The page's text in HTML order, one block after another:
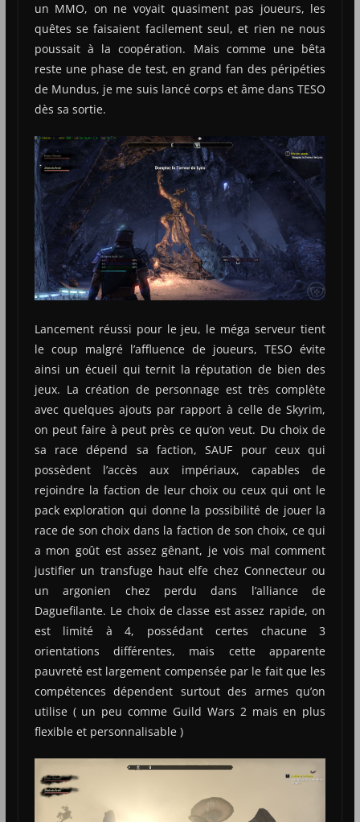
un MMO, on ne voyait quasiment pas joueurs, les
quêtes se faisaient facilement seul, et rien ne nous
poussait à la coopération. Mais comme une bêta
reste une phase de test, en grand fan des péripéties
de Mundus, je me suis lancé corps et âme dans TESO
dès sa sortie.
Lancement réussi pour le jeu, le méga serveur tient
le coup malgré l’affluence de joueurs, TESO évite
ainsi un écueil qui ternit la réputation de bien des
jeux. La création de personnage est très complète
avec quelques ajouts par rapport à celle de Skyrim,
on peut faire à peut près ce qu’on veut. Du choix de
sa race dépend sa faction, SAUF pour ceux qui
possèdent l’accès aux impériaux, capables de
rejoindre la faction de leur choix ou ceux qui ont le
pack exploration qui donne la possibilité de jouer la
race de son choix dans la faction de son choix, ce qui
a mon goût est assez gênant, je vois mal comment
justifier un transfuge haut elfe chez Connecteur ou
un argonien chez perdu dans l’alliance de
Daguefilante. Le choix de classe est assez rapide, on
est limité à 4, possédant certes chacune 3
orientations différentes, mais cette apparente
pauvreté est largement compensée par le fait que les
compétences dépendent surtout des armes qu’on
utilise ( un peu comme Guild Wars 2 mais en plus
flexible et personnalisable )